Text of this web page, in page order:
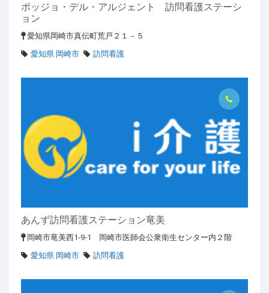
ポッジョ・デル・アルジェント 訪問看護ステーシ
ョン
愛知県岡崎市真伝町荒戸２１－５
愛知県 岡崎市
訪問看護
あんず訪問看護ステーション竜美
岡崎市竜美西1-9-1 岡崎市医師会公衆衛生センター内２階
愛知県 岡崎市
訪問看護